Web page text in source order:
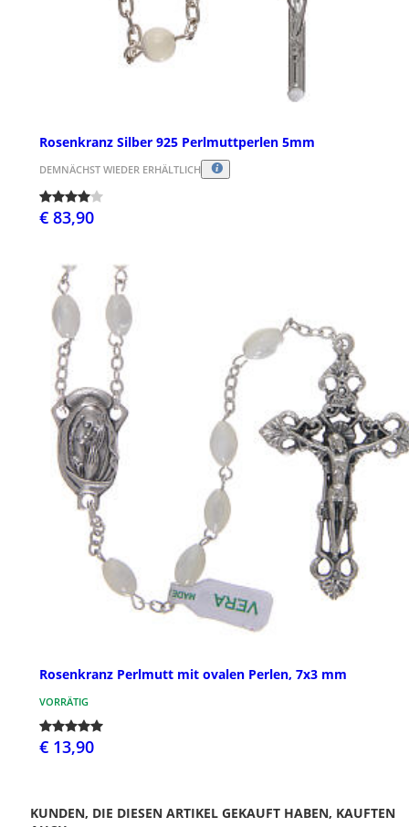
Rosenkranz Silber 925 Perlmuttperlen 5mm
DEMNÄCHST WIEDER ERHÄLTLICH
€ 83,90
Rosenkranz Perlmutt mit ovalen Perlen, 7x3 mm
VORRÄTIG
€ 13,90
KUNDEN, DIE DIESEN ARTIKEL GEKAUFT HABEN, KAUFTEN